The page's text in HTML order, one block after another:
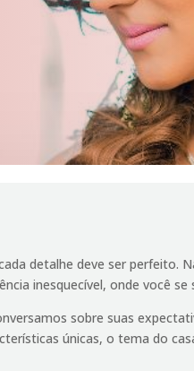
detalhe deve ser perfeito.
inesquecível, onde você
sobre suas
únicas, o tema do